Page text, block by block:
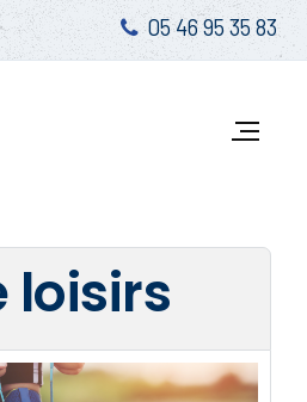
05 46 95 35 83
loisirs